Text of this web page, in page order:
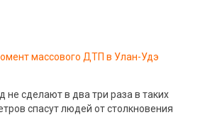
массового ДТП в Улан-Удэ
не сделают в два три раза в таких
спасут людей от столкновения